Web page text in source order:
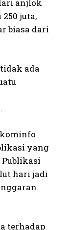
anjlok
juta,
biasa dari
ada
yang
hari jadi
terhadap